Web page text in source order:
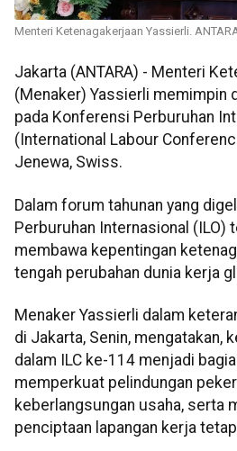
Menteri Ketenagakerjaan Yassierli.
Jakarta (ANTARA) - Menteri
(Menaker) Yassierli memimpin
pada Konferensi Perburuhan
(International Labour
Jenewa, Swiss.
Dalam forum tahunan yang
Perburuhan Internasional (ILO)
membawa kepentingan
tengah perubahan dunia kerja
Menaker Yassierli dalam
di Jakarta, Senin, mengatakan,
dalam ILC ke-114 menjadi
memperkuat pelindungan
keberlangsungan usaha, serta
penciptaan lapangan kerja